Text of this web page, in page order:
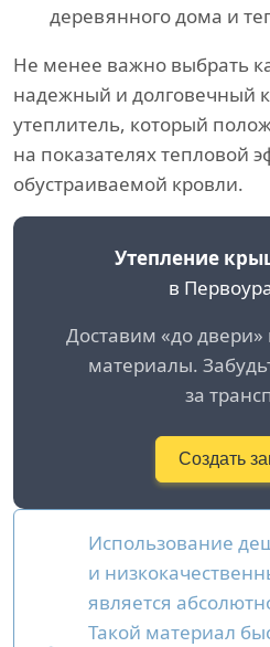
деревянного дома и
Не менее важно выбрать
надежный и долговечный
утеплитель, который
на показателях тепловой
обустраиваемой кровли.
Утепление
в
Доставим «до
материалы.
за
Создать
Использование
и
является
Такой материал